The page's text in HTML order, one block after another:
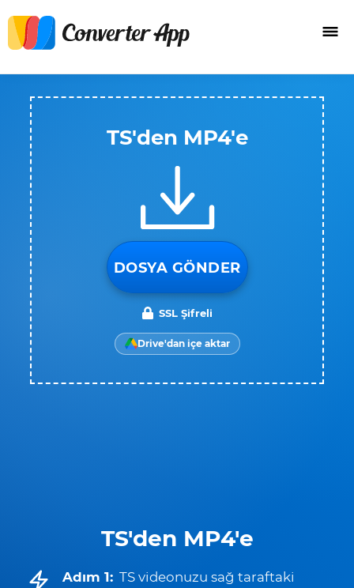
TS'den MP4'e
Adım 1: TS videonuzu sağ taraftaki
TS'den MP4'e
DOSYA GÖNDER
SSL Şifreli
Drive'dan içe aktar